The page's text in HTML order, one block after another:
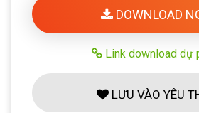
DOWNLOAD
Link download dự
LƯU VÀO YÊU